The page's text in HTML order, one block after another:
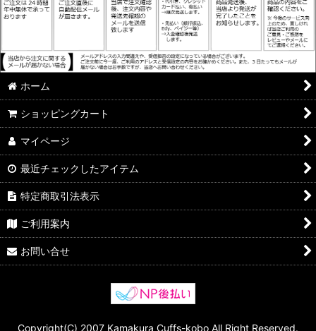
ホーム
ショッピングカート
マイページ
最近チェックしたアイテム
特定商取引法表示
ご利用案内
お問い合せ
Copyright(C) 2007 Kamakura Cuffs-kobo All Right Reserved.